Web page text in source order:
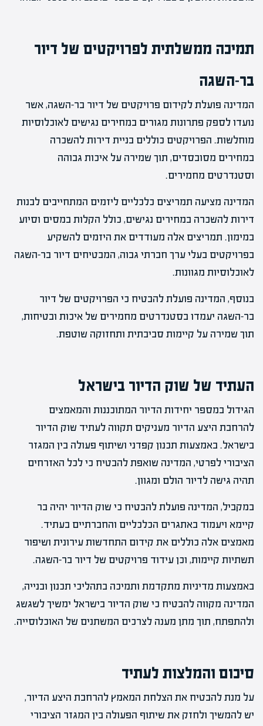
תמיכה ממשלתית לפרויקטים של דיור
בר-השגה
המדינה פועלת לקידום פרויקטים של דיור בר-השגה, אשר
נועדו לספק פתרונות מגורים במחירים נגישים לאוכלוסיות
מוחלשות. הפרויקטים כוללים בניית דירות להשכרה
במחירים מסובסדים, תוך שמירה על איכות גבוהה
וסטנדרטים מחמירים.
המדינה מציעה תמריצים כלכליים ליזמים המתחייבים לבנות
דירות להשכרה במחירים נגישים, כולל הקלות במסים וסיוע
במימון. תמריצים אלה מעודדים את היזמים להשקיע
בפרויקטים בעלי ערך חברתי גבוה, המבטיחים דיור בר-השגה
לאוכלוסיות מגוונות.
בנוסף, המדינה פועלת להבטיח כי הפרויקטים של דיור
בר-השגה יעמדו בסטנדרטים מחמירים של איכות ובטיחות,
תוך שמירה על קיימות סביבתית ותחזוקה שוטפת.
העתיד של שוק הדיור בישראל
הגידול במספר יחידות הדיור המתוכננות והמאמצים
להרחבת היצע הדיור מעניקים תקווה לעתיד שוק הדיור
בישראל. באמצעות תכנון קפדני ושיתוף פעולה בין המגזר
הציבורי לפרטי, המדינה שואפת להבטיח כי לכל האזרחים
תהיה גישה לדיור הולם ומגוון.
במקביל, המדינה פועלת להבטיח כי שוק הדיור יהיה בר
קיימא ויעמוד באתגרים הכלכליים והחברתיים בעתיד.
מאמצים אלה כוללים את קידום התחדשות עירונית ושיפור
תשתיות קיימות, וכן עידוד פרויקטים של דיור בר-השגה.
באמצעות מדיניות מתקדמת ותמיכה בתהליכי תכנון ובנייה,
המדינה מקווה להבטיח כי שוק הדיור בישראל ימשיך לשגשג
ולהתפתח, תוך מתן מענה לצרכים המשתנים של האוכלוסייה.
סיכום והמלצות לעתיד
על מנת להבטיח את הצלחת המאמץ להרחבת היצע הדיור,
יש להמשיך ולחזק את שיתוף הפעולה בין המגזר הציבורי